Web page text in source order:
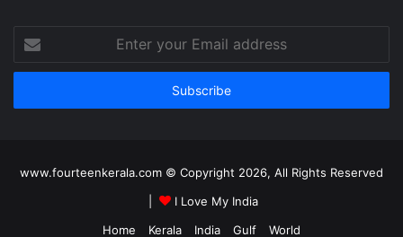
your
Email
www.fourteenkerala.com © Copyright 2026, All Rights Reserved
I Love My India
Home
Kerala India Gulf World